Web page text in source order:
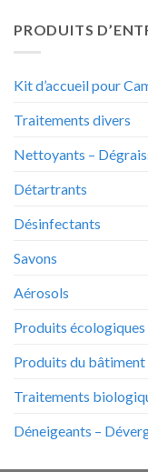
PRODUITS
Kit d’accueil pour
Traitements divers
Nettoyants –
Détartrants
Désinfectants
Savons
Aérosols
Produits écologiques
Produits du bâtiment
Traitements
Déneigeants –